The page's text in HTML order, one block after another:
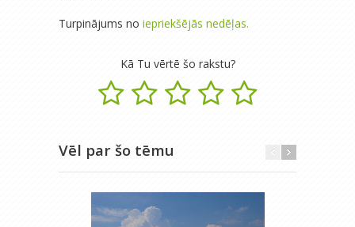
Turpinājums no iepriekšējās nedēļas.
Kā Tu vērtē šo rakstu?
Vēl par šo tēmu